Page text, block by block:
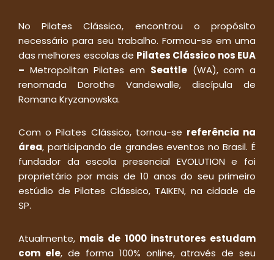
No Pilates Clássico, encontrou o propósito
necessário para seu trabalho. Formou-se em uma
das melhores escolas de Pilates Clássico nos EUA
– Metropolitan Pilates em Seattle(WA), com a
renomada Dorothe Vandewalle, discípula de
Romana Kryzanowska.
Com o Pilates Clássico, tornou-se referência na
área, participando de grandes eventos no Brasil. É
fundador da escola presencial EVOLUTION e foi
proprietário por mais de 10 anos do seu primeiro
estúdio de Pilates Clássico, TAIKEN, na cidade de
SP.
Atualmente, mais de 1000 instrutores estudam
com ele, de forma 100% online, através de seu